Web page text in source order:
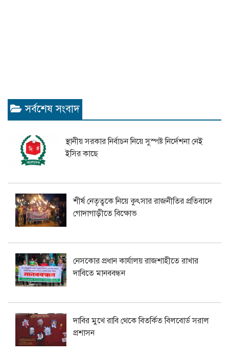
সর্বশেষ সংবাদ
স্থানীয় সরকার নির্বাচন নিয়ে সুস্পষ্ট নির্দেশনা নেই
ইসির কাছে
শীর্ষ নেতৃত্বকে নিয়ে কুৎসার রাজনীতির প্রতিবাদে
গোদাগাড়ীতে বিক্ষোভ
নেসকোর প্রধান কার্যালয় রাজশাহীতে রাখার
দাবিতে মানববন্ধন
দাবির মুখে রাবি থেকে বিতর্কিত বিলবোর্ড সরাল
প্রশাসন